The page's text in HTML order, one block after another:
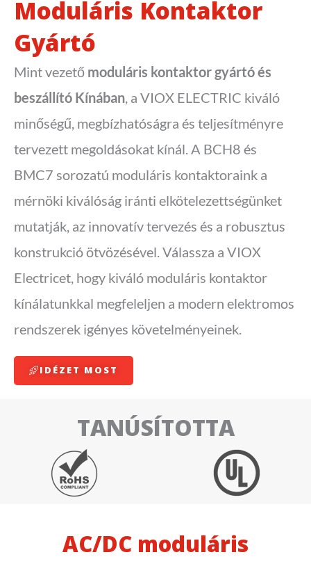
Moduláris Kontaktor
Gyártó
Mint vezető moduláris kontaktor gyártóés
beszállító Kínában, a VIOX ELECTRIC kiváló
minőségű, megbízhatóságra és teljesítményre
tervezett megoldásokat kínál. A BCH8 és
BMC7 sorozatú moduláris kontaktoraink a
mérnöki kiválóság iránti elkötelezettségünket
mutatják, az innovatív tervezés és a robusztus
konstrukció ötvözésével. Válassza a VIOX
Electricet, hogy kiváló moduláris kontaktor
kínálatunkkal megfeleljen a modern elektromos
rendszerek igényes követelményeinek.
IDÉZET MOST
TANÚSÍTOTTA
AC/DC moduláris